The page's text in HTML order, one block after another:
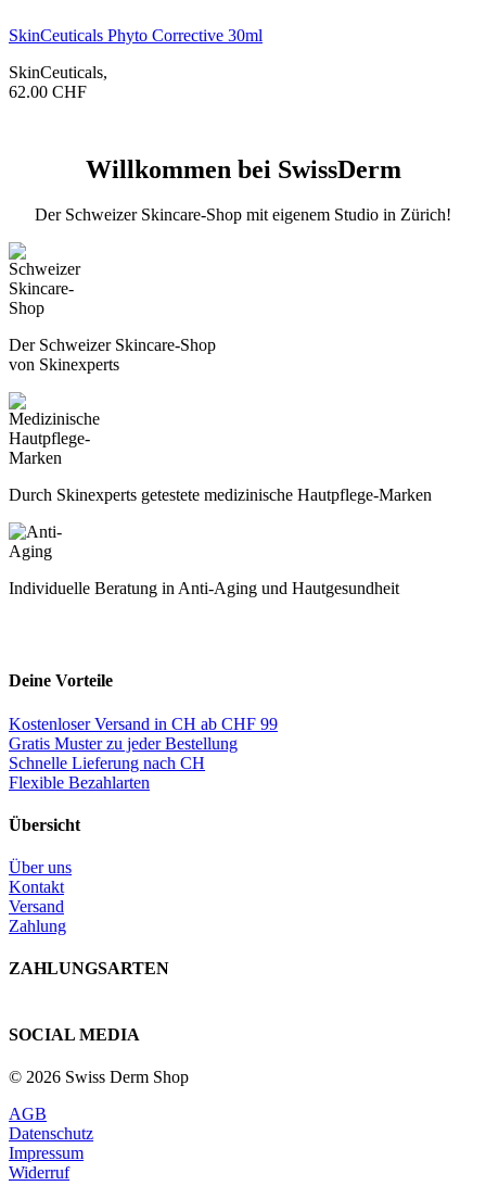
SkinCeuticals Phyto Corrective 30ml
SkinCeuticals,
62.00 CHF
Willkommen bei SwissDerm
Der Schweizer Skincare-Shop mit eigenem Studio in Zürich!
Der Schweizer Skincare-Shop
von Skinexperts
Durch Skinexperts getestete medizinische Hautpflege-Marken
Individuelle Beratung in Anti-Aging und Hautgesundheit
Deine Vorteile
Kostenloser Versand in CH ab CHF 99
Gratis Muster zu jeder Bestellung
Schnelle Lieferung nach CH
Flexible Bezahlarten
Übersicht
Über uns
Kontakt
Versand
Zahlung
ZAHLUNGSARTEN
SOCIAL MEDIA
© 2026 Swiss Derm Shop
AGB
Datenschutz
Impressum
Widerruf